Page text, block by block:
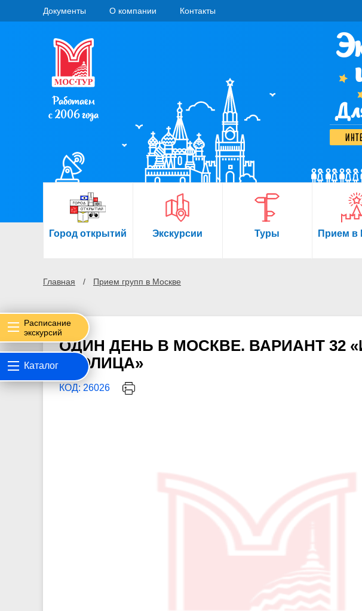
Документы О компании Контакты
Работаем
с 2006 года
Город открытий Экскурсии Туры Прием в
Главная Прием групп в Москве
Расписание
экскурсий
Каталог
ОДИН ДЕНЬ В МОСКВЕ. ВАРИАНТ 32
СТОЛИЦА»
КОД: 26026